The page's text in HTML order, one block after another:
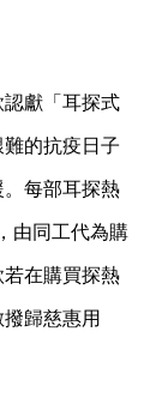
獻「耳探式
的抗疫日子
每部耳探熱
由同工代為購
在購買探熱
歸慈惠用